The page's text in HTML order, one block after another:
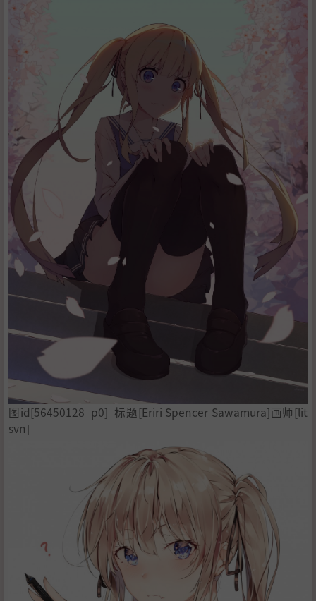
图id[56450128_p0]_标题[Eriri Spencer Sawamura]画师[lit
svn]